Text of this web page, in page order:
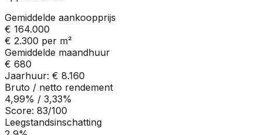
Gemiddelde aankoopprijs
€ 164.000
€ 2.300 per m²
Gemiddelde maandhuur
€ 680
Jaarhuur: € 8.160
Bruto / netto rendement
4,99% / 3,33%
Score: 83/100
Leegstandsinschatting